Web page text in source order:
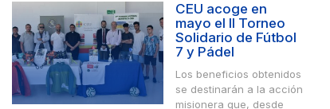
CEU acoge en
mayo el II Torneo
Solidario de Fútbol
7 y Pádel
Los beneficios obtenidos
se destinarán a la acción
misionera que, desde